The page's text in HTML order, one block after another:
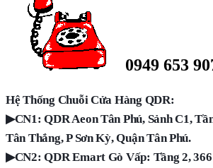
0949 653
Hệ Thống Chuỗi Cửa Hàng QDR:
▶CN1: QDR Aeon Tân Phú, Sảnh C1,
Tân Thắng, P Sơn Kỳ, Quận Tân Phú.
▶CN2: QDR Emart Gò Vấp: Tầng 2,